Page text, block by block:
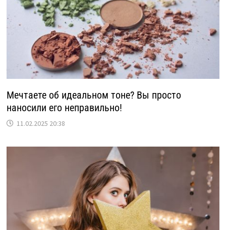
Мечтаете об идеальном тоне? Вы просто
наносили его неправильно!
11.02.2025 20:38